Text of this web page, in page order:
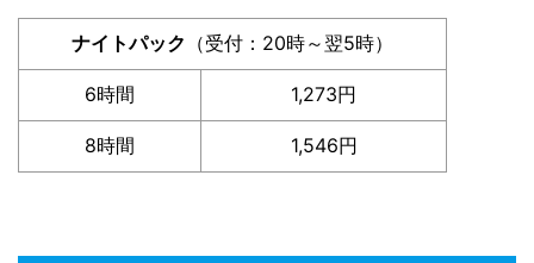
ナイトパック （受付：20時～翌5時）
6時間 1,273円
8時間 1,546円